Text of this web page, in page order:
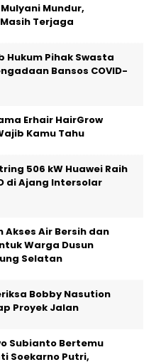
Mundur,
Terjaga
Hukum Pihak Swasta
Bansos COVID-
Erhair HairGrow
Kamu Tahu
506 kW Huawei Raih
di Ajang Intersolar
Akses Air Bersih dan
Warga Dusun
Selatan
Bobby Nasution
Proyek Jalan
Subianto Bertemu
Soekarno Putri,